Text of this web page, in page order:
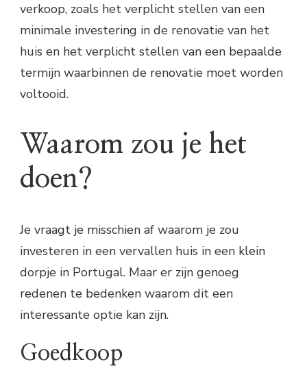
verkoop, zoals het verplicht stellen van een
minimale investering in de renovatie van het
huis en het verplicht stellen van een bepaalde
termijn waarbinnen de renovatie moet worden
voltooid.
Waarom zou je het
doen?
Je vraagt je misschien af waarom je zou
investeren in een vervallen huis in een klein
dorpje in Portugal. Maar er zijn genoeg
redenen te bedenken waarom dit een
interessante optie kan zijn.
Goedkoop